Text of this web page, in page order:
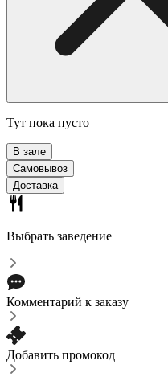
Тут пока пусто
В зале
Самовывоз
Доставка
Выбрать заведение
Комментарий к заказу
Добавить промокод